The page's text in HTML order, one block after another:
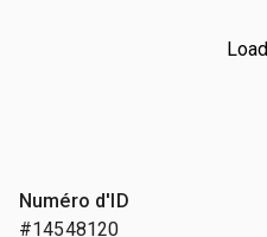
Numéro d'ID
#14548120